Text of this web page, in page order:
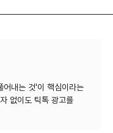
내는 것'이 핵심이라는
없이도 틱톡 광고를